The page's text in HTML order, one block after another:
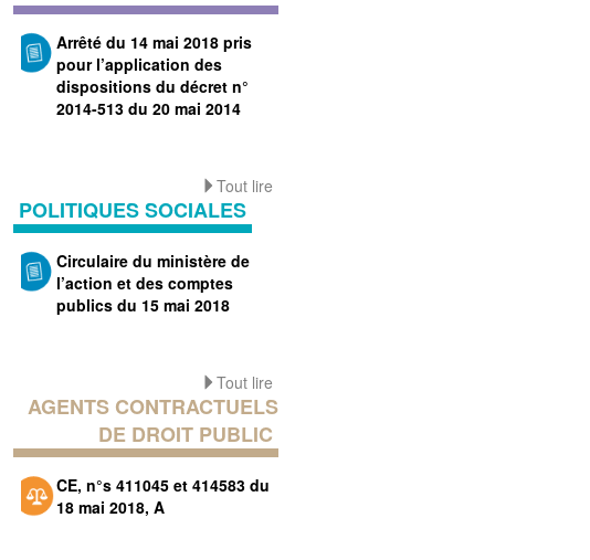
Arrêté du 14 mai 2018 pris
pour l’application des
dispositions du décret n°
2014-513 du 20 mai 2014
Tout lire
POLITIQUES SOCIALES
Circulaire du ministère de
l’action et des comptes
publics du 15 mai 2018
Tout lire
AGENTS CONTRACTUELS
DE DROIT PUBLIC
CE, n°s 411045 et 414583 du
18 mai 2018, A